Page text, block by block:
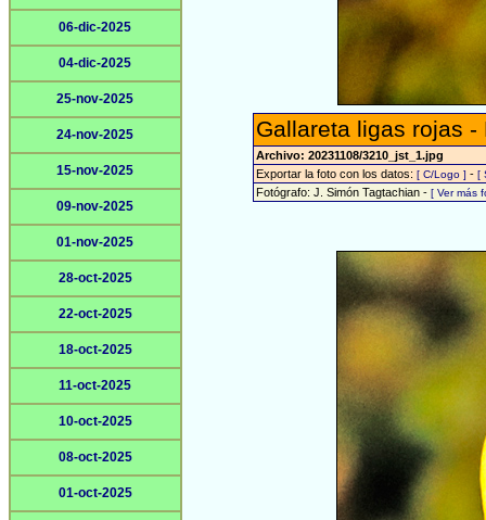
06-dic-2025
04-dic-2025
25-nov-2025
24-nov-2025
15-nov-2025
09-nov-2025
01-nov-2025
28-oct-2025
22-oct-2025
18-oct-2025
11-oct-2025
10-oct-2025
08-oct-2025
01-oct-2025
Gallareta ligas rojas
Archivo: 20231108/3210_jst_1.jpg
Exportar la foto con los datos: [ C/Logo ] - [
Fotógrafo: J. Simón Tagtachian - [ Ver más